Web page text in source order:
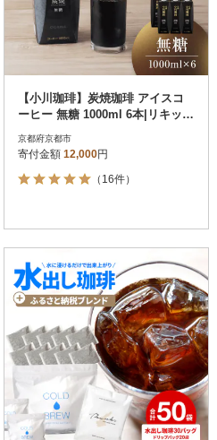
【小川珈琲】炭焼珈琲 アイスコ
ーヒー 無糖 1000ml 6本|リキッド
京都府京都市
寄付金額 12,000円
（16件）